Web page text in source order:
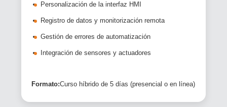
Personalización de la interfaz HMI
Registro de datos y monitorización remota
Gestión de errores de automatización
Integración de sensores y actuadores
Formato:Curso híbrido de 5 días (presencial o en línea)